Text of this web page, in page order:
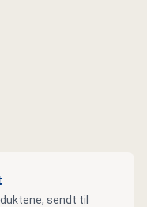
sendt til